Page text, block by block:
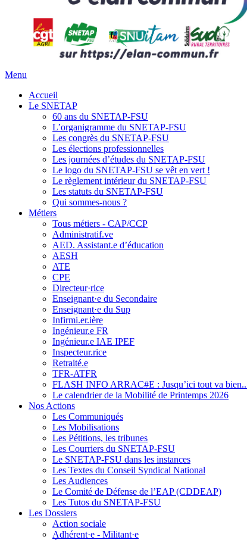
Menu
Accueil
Le SNETAP
60 ans du SNETAP-FSU
L’organigramme du SNETAP-FSU
Les congrès du SNETAP-FSU
Les élections professionnelles
Les journées d’études du SNETAP-FSU
Le logo du SNETAP-FSU se vêt en vert !
Le règlement intérieur du SNETAP-FSU
Les statuts du SNETAP-FSU
Qui sommes-nous ?
Métiers
Tous métiers - CAP/CCP
Administratif.ve
AED. Assistant.e d’éducation
AESH
ATE
CPE
Directeur·rice
Enseignant·e du Secondaire
Enseignant·e du Sup
Infirmi.er.ière
Ingénieur.e FR
Ingénieur.e IAE IPEF
Inspecteur.rice
Retraité.e
TFR-ATFR
FLASH INFO ARRAC#E : Jusqu’ici tout va
Le calendrier de la Mobilité de Printemps 2026
Nos Actions
Les Communiqués
Les Mobilisations
Les Pétitions, les tribunes
Les Courriers du SNETAP-FSU
Le SNETAP-FSU dans les instances
Les Textes du Conseil Syndical National
Les Audiences
Le Comité de Défense de l’EAP (CDDEAP)
Les Tutos du SNETAP-FSU
Les Dossiers
Action sociale
Adhérent·e - Militant·e